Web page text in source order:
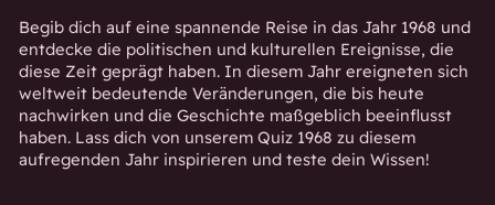
Begib dich auf eine spannende Reise in das Jahr 1968 und
entdecke die politischen und kulturellen Ereignisse, die
diese Zeit geprägt haben. In diesem Jahr ereigneten sich
weltweit bedeutende Veränderungen, die bis heute
nachwirken und die Geschichte maßgeblich beeinflusst
haben. Lass dich von unserem Quiz 1968 zu diesem
aufregenden Jahr inspirieren und teste dein Wissen!